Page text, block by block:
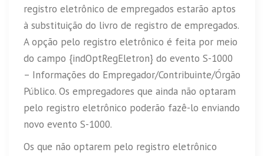
registro eletrônico de empregados estarão aptos
à substituição do livro de registro de empregados.
A opção pelo registro eletrônico é feita por meio
do campo {indOptRegEletron} do evento S-1000
– Informações do Empregador/Contribuinte/Órgão
Público. Os empregadores que ainda não optaram
pelo registro eletrônico poderão fazê-lo enviando
novo evento S-1000.
Os que não optarem pelo registro eletrônico